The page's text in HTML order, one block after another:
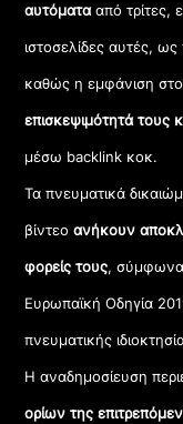
αυτόματααπό τρίτες,
ιστοσελίδες αυτές,
καθώς η εμφάνιση
επισκεψιμότητά τους
μέσω backlink κοκ.
Τα πνευματικά
βίντεοανήκουν
φορείς τους, σύμφωνα
Ευρωπαϊκή Οδηγία
πνευματικής
Η αναδημοσίευση
ορίων της